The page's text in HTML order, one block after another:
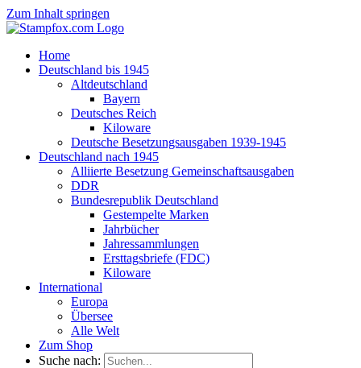
Zum Inhalt springen
Home
Deutschland bis 1945
Altdeutschland
Bayern
Deutsches Reich
Kiloware
Deutsche Besetzungsausgaben 1939-1945
Deutschland nach 1945
Alliierte Besetzung Gemeinschaftsausgaben
DDR
Bundesrepublik Deutschland
Gestempelte Marken
Jahrbücher
Jahressammlungen
Ersttagsbriefe (FDC)
Kiloware
International
Europa
Übersee
Alle Welt
Zum Shop
Suche nach: